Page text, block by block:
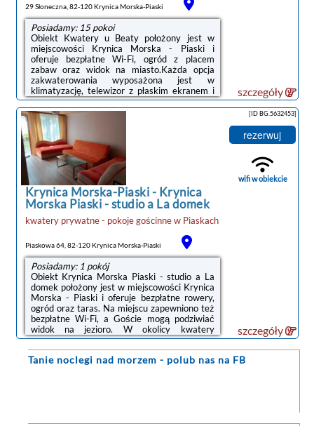
Morska-Piaski
29 Słoneczna, 82-120 Krynica Morska-Piaski
Posiadamy: 15 pokoi
Obiekt Kwatery u Beaty położony jest w
miejscowości Krynica Morska - Piaski i
oferuje bezpłatne Wi-Fi, ogród z placem
zabaw oraz widok na miasto.Każda opcja
zakwaterowania wyposażona jest w
klimatyzację, telewizor z płaskim ekranem i
lodówkę. Do dyspozycji Gości jest też
prywatna łazienka z prysznicem.Odległość
ważnych miejsc od obiektu: Muzeum Stutthof
– 31 km. Lotnisko Lotnisko Gdańsk-
Rębiechowo znajduje się 101 km od
obiektu.Doba hotelowa od godziny 15:00 do
10:00.W obiekcie obowiązuje zakaz
organizowania wieczorów panieńskich,
kawalerskich itp.Prosimy o wcześniejsze ...
szczegóły
Krynica Morska-Piaski- Krynica
Morska Piaski - studio a La domek
kwatery prywatne - pokoje gościnnew Piaskach
Piaskowa 64, 82-120 Krynica Morska-Piaski
Posiadamy: 1 pokój
Obiekt Krynica Morska Piaski - studio a La
domek położony jest w miejscowości Krynica
Morska - Piaski i oferuje bezpłatne rowery,
ogród oraz taras. Na miejscu zapewniono też
bezpłatne Wi-Fi, a Goście mogą podziwiać
widok na jezioro. W okolicy kwatery
prywatnej panują doskonałe warunki do
uprawiania wędkarstwa i jazdy na rowerze,
dostępny jest także bezpłatny prywatny
[ID BG.5632453]
rezerwuj
wifi w obiekcie
szczegóły
Tanie noclegi nad morzem - polub nas na FB